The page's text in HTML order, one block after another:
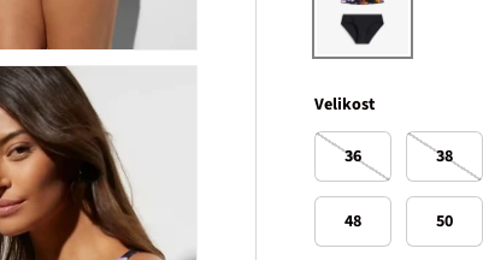
Velikost
36 38
48 50